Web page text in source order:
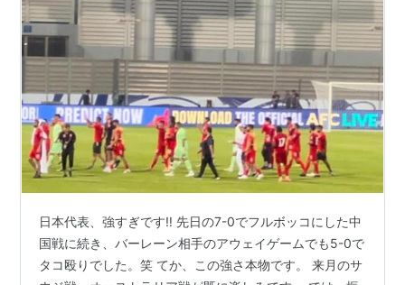
日本代表、強すぎです‼️ 先日の7-0でフルボッコにした中
国戦に続き、バーレーン相手のアウェイゲームでも5-0で
タコ殴りでした。笑 てか、この強さ本物です。 来月のサ